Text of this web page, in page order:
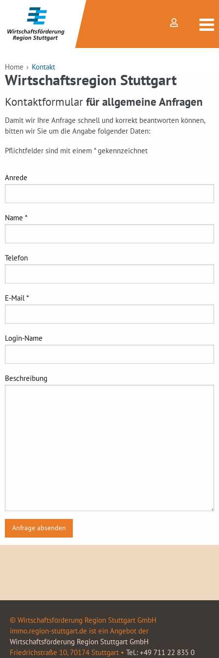
Home Kontakt
Wirtschaftsregion Stuttgart
Kontaktformular für allgemeine Anfragen
Damit wir Ihre Anfrage schnell und korrekt beantworten können,
bitten wir Sie um die Angabe folgender Daten:
Pflichtfelder sind mit einem * gekennzeichnet
Anrede
Name *
Telefon
E-Mail *
Login-Name
Beschreibung
© Wirtschaftsförderung Region Stuttgart GmbH
immo.region-stuttgart.de ist ein Angebot der
Wirtschaftsförderung Region Stuttgart GmbH
Friedrichstraße 10, 70174 Stuttgart • Tel.: +49 711 22 835 0